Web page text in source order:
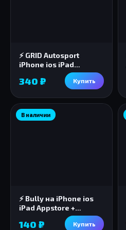
⚡️ GRID Autosport
iPhone ios iPad
Appstore + ПОДАРОК 🎁
340 ₽ Купить
В наличии
⚡️ Bully на iPhone ios
iPad Appstore +
ПОДАРОК 🎁🎈
140 ₽ Купить